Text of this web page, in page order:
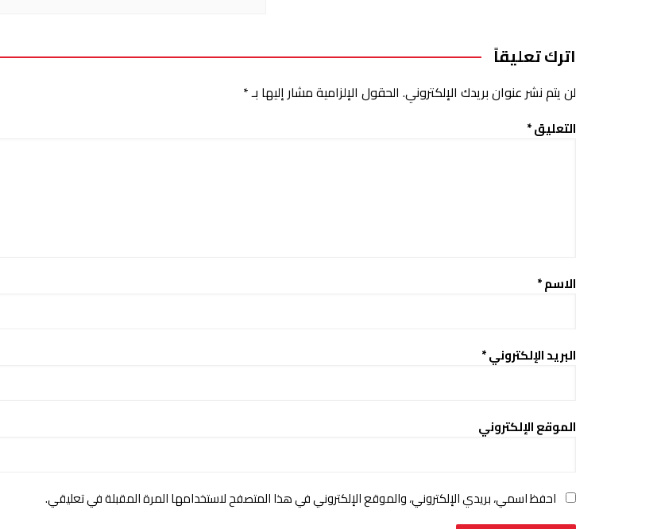
اترك تعليقاً
لن يتم نشر عنوان بريدك الإلكتروني. الحقول الإلزامية مشار إليها بـ*
التعليق*
الاسم*
البريد الإلكتروني*
الموقع الإلكتروني
احفظ اسمي، بريدي الإلكتروني، والموقع الإلكتروني في هذا المتصفح لاستخدامها المرة المقبلة في تعليقي.